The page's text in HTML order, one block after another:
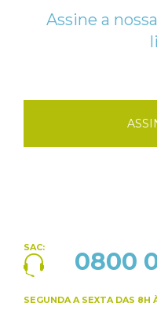
Assine a
SAC: 0800
SEGUNDA A SEXTA DAS 8H